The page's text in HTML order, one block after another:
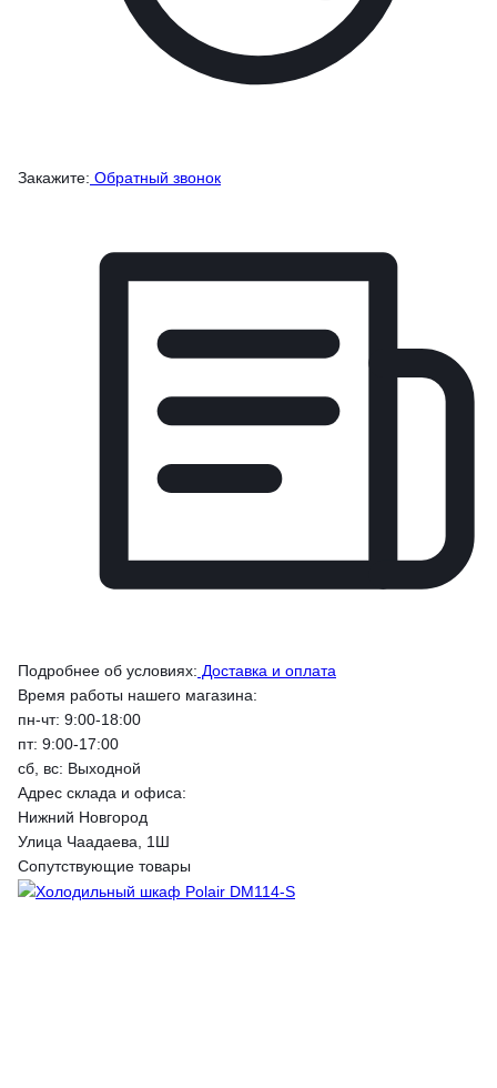
Закажите: Обратный звонок
Подробнее об условиях: Доставка и оплата
Время работы нашего магазина:
пн-чт: 9:00-18:00
пт: 9:00-17:00
сб, вс: Выходной
Адрес склада и офиса:
Нижний Новгород
Улица Чаадаева, 1Ш
Сопутствующие товары